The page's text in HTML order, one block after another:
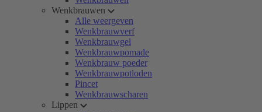
Wenkbrauwen
Alle weergeven
Wenkbrauwverf
Wenkbrauwgel
Wenkbrauwpomade
Wenkbrauw poeder
Wenkbrauwpotloden
Pincet
Wenkbrauwscharen
Lippen